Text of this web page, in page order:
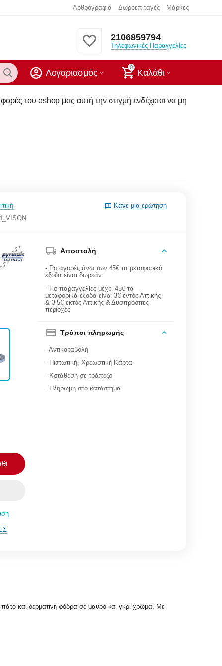
Αρθρογραφία Δωροεπιταγές Μάρκες
2106859794
Τηλεφωνικές Παραγγελίες
0
Καλάθι
Λογαριασμός
αυτή την στιγμή ενδέχεται να μην υπάρχουν στα
Κάνε μια ερώτηση
Αποστολή
- Για αγορές άνω των 45€ τα μεταφορικά
έξοδα είναι δωρεάν
- Για παραγγελίες μέχρι 45€ τα
μεταφορικά έξοδα είναι 3€ εντός Αττικής
& 3.5€ εκτός Αττικής & Δυσπρόσιτες
περιοχές
Τρόποι πληρωμής
- Αντικαταβολή
- Πιστωτική, Χρεωστική Κάρτα
- Κατάθεση σε τράπεζα
- Πληρωμή στο κατάστημα
και δερμάτινη φόδρα σε μαυρο και γκρι χρώμα. Με